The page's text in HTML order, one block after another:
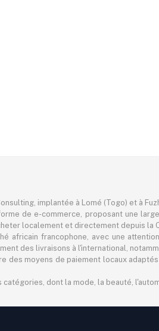
implantée à Lomé (Togo) et à
de e-commerce, proposant une
localement et directement depuis la
africain francophone, avec une
des livraisons à l'international,
des moyens de paiement locaux
dont la mode, la beauté,